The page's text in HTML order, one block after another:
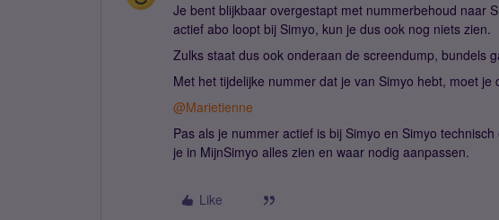
Je bent blijkbaar overgestapt met nummerbehoud naar
actief abo loopt bij Simyo, kun je dus ook nog niets zien.
Zulks staat dus ook onderaan de screendump, bundels
Met het tijdelijke nummer dat je van Simyo hebt, moet
@Marietienne
Pas als je nummer actief is bij Simyo en Simyo
je in MijnSimyo alles zien en waar nodig aanpassen.
Like